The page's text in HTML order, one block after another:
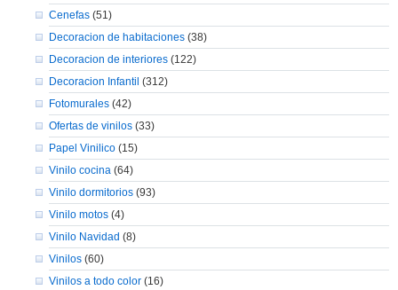
Cenefas(51)
Decoracion de habitaciones(38)
Decoracion de interiores(122)
Decoracion Infantil (312)
Fotomurales(42)
Ofertas de vinilos(33)
Papel Vinilico(15)
Vinilo cocina (64)
Vinilo dormitorios(93)
Vinilo motos(4)
Vinilo Navidad (8)
Vinilos(60)
Vinilos a todo color(16)